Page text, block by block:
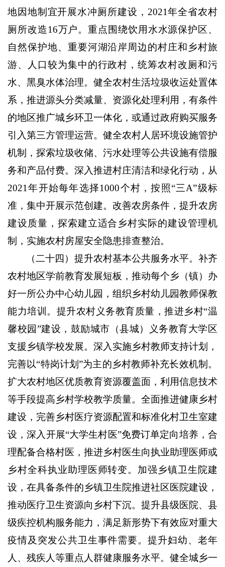
地因地制宜开展水冲厕所建设， 2021年全省农村
厕所改造16万户。重点围绕饮用水水源保护区、
自然保护地、重要河湖沿岸周边的村庄和乡村旅
游、人口较为集中的行政村，统筹农村改厕和污
水、黑臭水体治理。健全农村生活垃圾收运处置体
系，推进源头分类减量、资源化处理利用，有条件
的地区推广城乡环卫一体化，或通过政府购买服务
引入第三方管理运营。健全农村人居环境设施管护
机制，探索垃圾收储、污水处理等公共设施有偿服
务和产品付费。深入推进村庄清洁和绿化行动，从
2021 年开始每年选择1000个村，按照“三A”级标
准，集中开展示范创建。改善农房条件，提升农房
建设质量，探索建立适合乡村实际的建设管理机
制，实施农村房屋安全隐患排查整治。
（二十四）提升农村基本公共服务水平。 补齐
农村地区学前教育发展短板，推动每个乡（镇）办
好一所公办中心幼儿园，组织乡村幼儿园教师保教
能力培训。提升农村义务教育质量，推进乡村“温
馨校园”建设，鼓励城市（县城）义务教育大学区
支援乡镇学校发展。深入实施乡村教师支持计划，
完善以“特岗计划”为主的乡村教师补充长效机制。
扩大农村地区优质教育资源覆盖面，利用信息技术
等手段提高乡村学校教学质量。全面推进健康乡村
建设，完善乡村医疗资源配置和标准化村卫生室建
设，深入开展“大学生村医”免费订单定向培养，合
理配备合格村医，推进乡村医生向执业助理医师或
乡村全科执业助理医师转变。加强乡镇卫生院建
设，在具备条件的乡镇卫生院推进社区医院建设，
推动医疗卫生资源向乡村下沉。提升县级医院、县
级疾控机构服务能力，满足新形势下有效应对重大
疫情及突发公共卫生事件需要。提升妇幼、老年
人、残疾人等重点人群健康服务水平。健全城乡一